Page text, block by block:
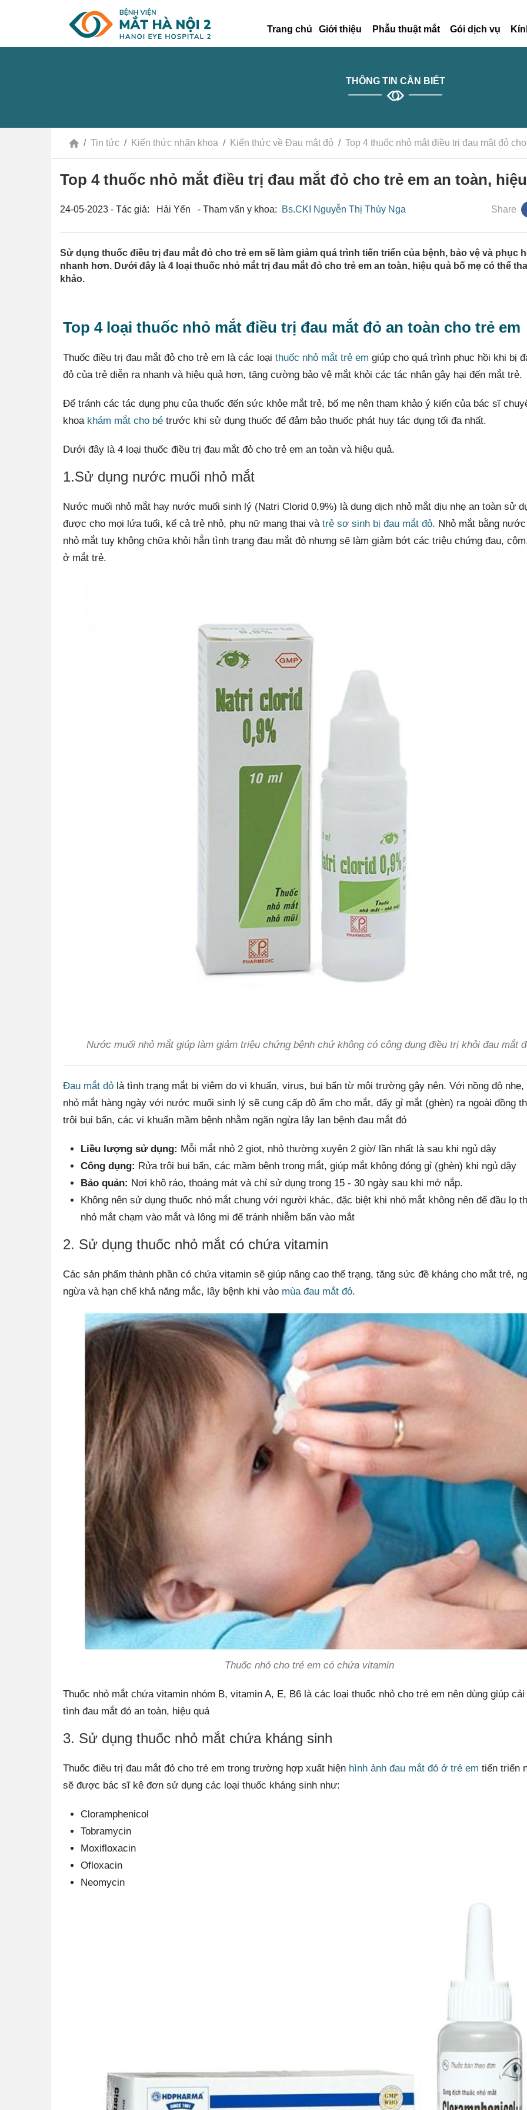
Trang chủ Giới thiệu Phẫu thuật mắt Gói dịch vụ
THÔNG TIN CẦN BIẾT
Tin tức Kiến thức nhãn khoa Kiến thức về Đau mắt đỏ Top 4 thuốc nhỏ mắt điều trị đau mắt đỏ
Top 4 thuốc nhỏ mắt điều trị đau mắt đỏ cho trẻ em an toàn,
24-05-2023 - Tác giả: Hải Yến - Tham vấn y khoa: Bs.CKI Nguyễn Thị Thúy Nga Share
Sử dụng thuốc điều trị đau mắt đỏ cho trẻ em sẽ làm giảm quá trình tiến triển của bệnh, bảo vệ và phục
nhanh hơn. Dưới đây là 4 loại thuốc nhỏ mắt trị đau mắt đỏ cho trẻ em an toàn, hiệu quả bố mẹ có thể
khảo.
Top 4 loại thuốc nhỏ mắt điều trị đau mắt đỏ an toàn cho trẻ em
Thuốc điều trị đau mắt đỏ cho trẻ em là các loại thuốc nhỏ mắt trẻ em giúp cho quá trình phục hồi khi bị
đỏ của trẻ diễn ra nhanh và hiệu quả hơn, tăng cường bảo vệ mắt khỏi các tác nhân gây hại đến mắt trẻ.
Để tránh các tác dụng phụ của thuốc đến sức khỏe mắt trẻ, bố mẹ nên tham khảo ý kiến của bác sĩ
khoa khám mắt cho bé trước khi sử dụng thuốc để đảm bảo thuốc phát huy tác dụng tối đa nhất.
Dưới đây là 4 loại thuốc điều trị đau mắt đỏ cho trẻ em an toàn và hiệu quả.
1.Sử dụng nước muối nhỏ mắt
Nước muối nhỏ mắt hay nước muối sinh lý (Natri Clorid 0,9%) là dung dịch nhỏ mắt dịu nhẹ an toàn sử
được cho mọi lứa tuổi, kể cả trẻ nhỏ, phụ nữ mang thai và trẻ sơ sinh bị đau mắt đỏ. Nhỏ mắt bằng
nhỏ mắt tuy không chữa khỏi hẳn tình trạng đau mắt đỏ nhưng sẽ làm giảm bớt các triệu chứng đau,
ở mắt trẻ.
Nước muối nhỏ mắt giúp làm giảm triệu chứng bệnh chứ không có công dụng điều trị khỏi đau mắt
Đau mắt đỏ là tình trạng mắt bị viêm do vi khuẩn, virus, bụi bẩn từ môi trường gây nên. Với nồng độ nhẹ,
nhỏ mắt hàng ngày với nước muối sinh lý sẽ cung cấp độ ẩm cho mắt, đẩy gỉ mắt (ghèn) ra ngoài đồng
trôi bụi bẩn, các vi khuẩn mầm bệnh nhằm ngăn ngừa lây lan bệnh đau mắt đỏ
Liều lượng sử dụng: Mỗi mắt nhỏ 2 giọt, nhỏ thường xuyên 2 giờ/ lần nhất là sau khi ngủ dậy
Công dụng: Rửa trôi bụi bẩn, các mầm bệnh trong mắt, giúp mắt không đóng gỉ (ghèn) khi ngủ dậy
Bảo quản: Nơi khô ráo, thoáng mát và chỉ sử dụng trong 15 - 30 ngày sau khi mở nắp.
Không nên sử dụng thuốc nhỏ mắt chung với người khác, đặc biệt khi nhỏ mắt không nên để đầu lọ
nhỏ mắt chạm vào mắt và lông mi để tránh nhiễm bẩn vào mắt
2. Sử dụng thuốc nhỏ mắt có chứa vitamin
Các sản phẩm thành phần có chứa vitamin sẽ giúp nâng cao thể trạng, tăng sức đề kháng cho mắt trẻ,
ngừa và hạn chế khả năng mắc, lây bệnh khi vào mùa đau mắt đỏ.
Thuốc nhỏ cho trẻ em có chứa vitamin
Thuốc nhỏ mắt chứa vitamin nhóm B, vitamin A, E, B6 là các loại thuốc nhỏ cho trẻ em nên dùng giúp cải
tình đau mắt đỏ an toàn, hiệu quả
3. Sử dụng thuốc nhỏ mắt chứa kháng sinh
Thuốc điều trị đau mắt đỏ cho trẻ em trong trường hợp xuất hiện hình ảnh đau mắt đỏ ở trẻ em tiến triển
sẽ được bác sĩ kê đơn sử dụng các loại thuốc kháng sinh như:
Cloramphenicol
Tobramycin
Moxifloxacin
Ofloxacin
Neomycin